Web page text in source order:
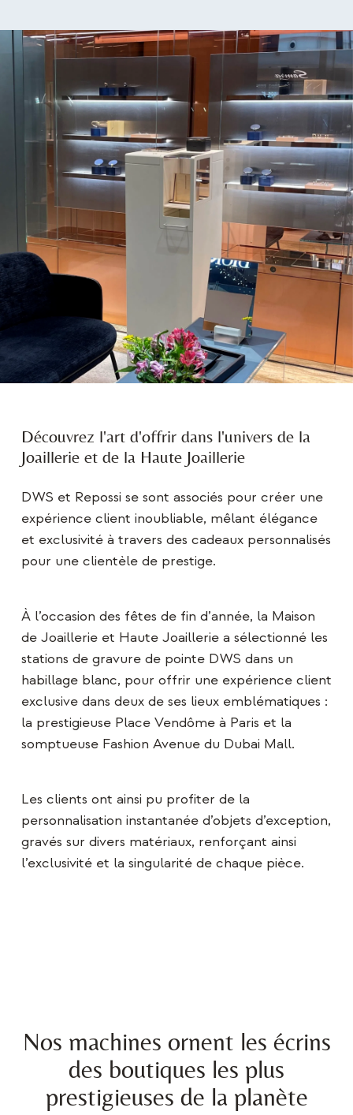
Découvrez l'art d'offrir dans l'univers de la
Joaillerie et de la Haute Joaillerie
DWS et Repossi se sont associés pour créer une
expérience client inoubliable, mêlant élégance
et exclusivité à travers des cadeaux personnalisés
pour une clientèle de prestige.
À l’occasion des fêtes de fin d’année, la Maison
de Joaillerie et Haute Joaillerie a sélectionné les
stations de gravure de pointe DWS dans un
habillage blanc, pour offrir une expérience client
exclusive dans deux de ses lieux emblématiques :
la prestigieuse Place Vendôme à Paris et la
somptueuse Fashion Avenue du Dubai Mall.
Les clients ont ainsi pu profiter de la
personnalisation instantanée d’objets d’exception,
gravés sur divers matériaux, renforçant ainsi
l’exclusivité et la singularité de chaque pièce.
Nos machines ornent les écrins
des boutiques les plus
prestigieuses de la planète